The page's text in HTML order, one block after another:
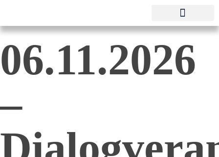
Pestalozzi-Fröbel-Verband e.V.
06.11.2026
–